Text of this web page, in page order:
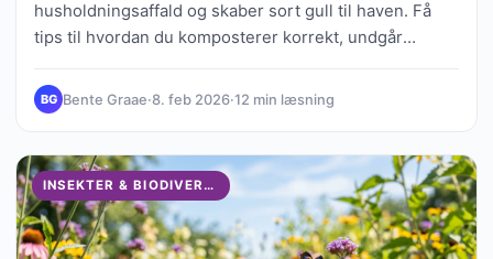
husholdningsaffald og skaber sort gull til haven. Få
tips til hvordan du komposterer korrekt, undgår
BG Bente Graae·8. feb 2026·12 min læsning
INSEKTER & BIODIVERSITET